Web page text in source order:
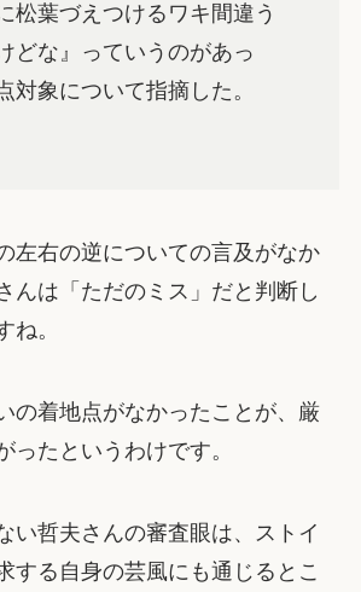
松葉づえつけるワキ間違う
どな』っていうのがあっ
対象について指摘した。
左右の逆についての言及がなか
んは「ただのミス」だと判断し
ね。
の着地点がなかったことが、厳
ったというわけです。
い哲夫さんの審査眼は、ストイ
する自身の芸風にも通じるとこ